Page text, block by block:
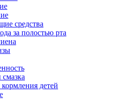
средства
за полостью рта
детей